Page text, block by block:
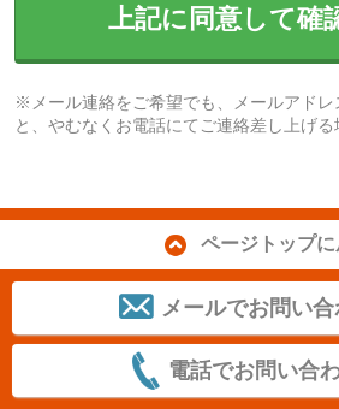
上記に同意して確
※メール連絡をご希望でも、メールアドレ
と、やむなくお電話にてご連絡差し上げる
ページトップに
メールでお問い
電話でお問い合